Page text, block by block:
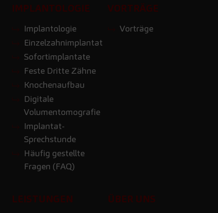
IMPLANTOLOGIE
Implantologie
Einzelzahnimplantat
Sofortimplantate
Feste Dritte Zähne
Knochenaufbau
Digitale
Volumentomografie
Implantat-
Sprechstunde
Häufig gestellte
Fragen (FAQ)
VORTRÄGE
Vorträge
LEISTUNGEN ÜBER UNS